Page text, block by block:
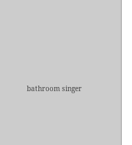
bathroom singer